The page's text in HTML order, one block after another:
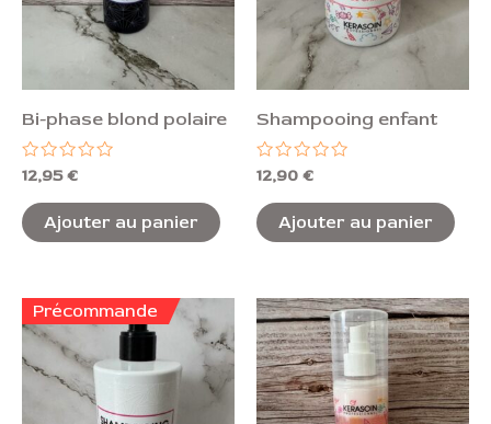
Bi-phase blond polaire
Note
sur
5
12,95€
Ajouter au panier
Shampooing enfant
Note
sur
5
12,90 €
Ajouter au panier
Précommande